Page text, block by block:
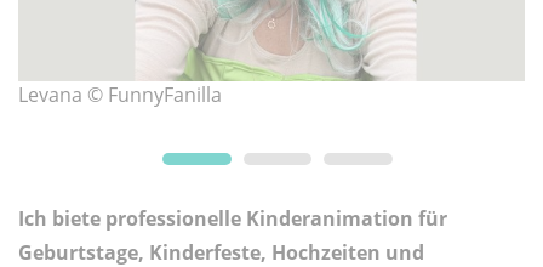
Levana © FunnyFanilla
Ich biete professionelle Kinderanimation für
Geburtstage, Kinderfeste, Hochzeiten und